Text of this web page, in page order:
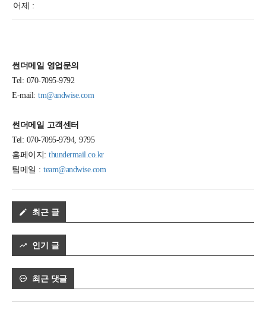
어제 :
썬더메일 영업문의
Tel: 070-7095-9792
E-mail: tm@andwise.com
썬더메일 고객센터
Tel: 070-7095-9794, 9795
홈페이지: thundermail.co.kr
팀메일 : team@andwise.com
최근 글
인기 글
최근 댓글